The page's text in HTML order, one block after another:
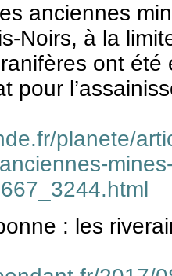
anciennes
Noirs, à la
ont été
pour
planete/
: les